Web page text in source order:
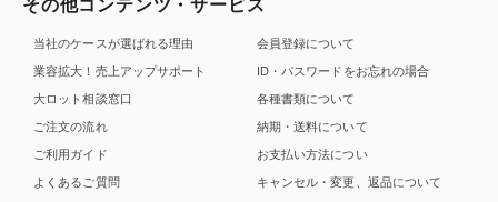
その他コンテンツ・サービス
当社のケースが選ばれる理由
業容拡大！売上アップサポート
大ロット相談窓口
ご注文の流れ
ご利用ガイド
よくあるご質問
会員登録について
ID・パスワードをお忘れの場合
各種書類について
納期・送料について
お支払い方法につい
キャンセル・変更、返品について